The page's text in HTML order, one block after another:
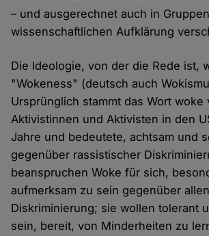
– und ausgerechnet auch in
wissenschaftlichen Aufklärung
Die Ideologie, von der die Rede ist,
"Wokeness" (deutsch auch
Ursprünglich stammt das Wort woke
Aktivistinnen und Aktivisten in den
Jahre und bedeutete, achtsam und
gegenüber rassistischer
beanspruchen Woke für sich,
aufmerksam zu sein gegenüber
Diskriminierung; sie wollen tolerant
sein, bereit, von Minderheiten zu